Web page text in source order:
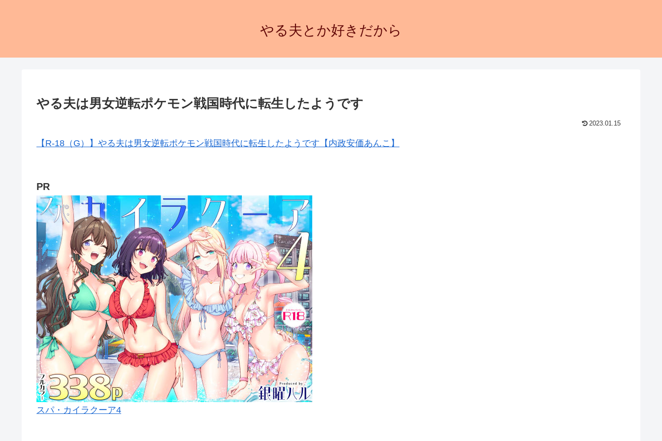
やる夫とか好きだから
やる夫は男女逆転ポケモン戦国時代に転生したようです
2023.01.15
【R-18（G）】やる夫は男女逆転ポケモン戦国時代に転生したようです【内政安価あんこ】
PR
スパ・カイラクーア4